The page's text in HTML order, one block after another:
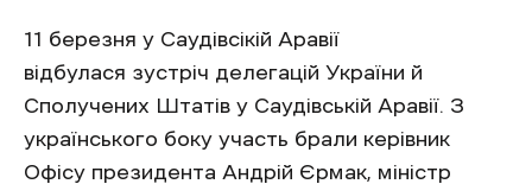
11 березня у Саудівсікій Аравії
відбулася зустріч делегацій України й
Сполучених Штатів у Саудівській Аравії. З
українського боку участь брали керівник
Офісу президента Андрій Єрмак, міністр